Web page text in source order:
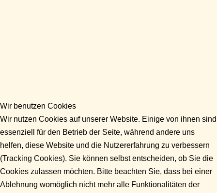
Wir benutzen Cookies
Wir nutzen Cookies auf unserer Website. Einige von ihnen sind
essenziell für den Betrieb der Seite, während andere uns
helfen, diese Website und die Nutzererfahrung zu verbessern
(Tracking Cookies). Sie können selbst entscheiden, ob Sie die
Cookies zulassen möchten. Bitte beachten Sie, dass bei einer
Ablehnung womöglich nicht mehr alle Funktionalitäten der